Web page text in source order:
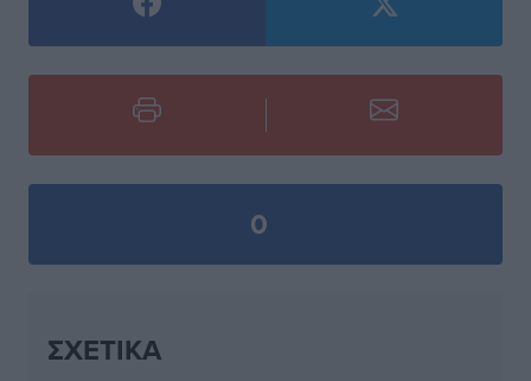
0
ΣΧΕΤΙΚΆ